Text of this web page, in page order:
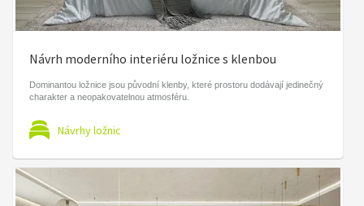
Návrh moderního interiéru ložnice s klenbou
Dominantou ložnice jsou původní klenby, které prostoru dodávají jedinečný
charakter a neopakovatelnou atmosféru.
Návrhy ložnic